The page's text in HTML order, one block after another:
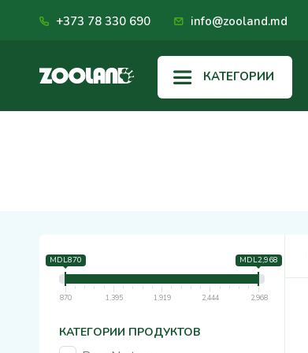
+373 78 330 690 info@zooland.md
КАТЕГОРИИ
MDL870 MDL2,968
870 1,395 1,919 2,444 2,968
КАТЕГОРИИ ПРОДУКТОВ